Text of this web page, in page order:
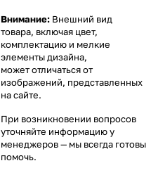
Внимание: Внешний вид
товара, включая цвет,
комплектацию и мелкие
элементы дизайна,
может отличаться от
изображений, представленных
на сайте.
При возникновении вопросов
уточняйте информацию у
менеджеров— мы всегда готовы
помочь.